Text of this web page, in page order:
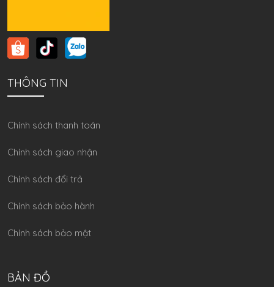
THÔNG TIN
Chính sách thanh toán
Chính sách giao nhận
Chính sách đổi trả
Chính sách bảo hành
Chính sách bảo mật
BẢN ĐỒ